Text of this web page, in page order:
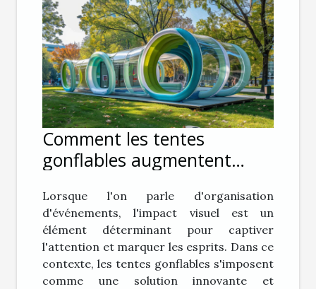
Comment les tentes
gonflables augmentent
d'événements
Lorsque l'on parle d'organisation
d'événements, l'impact visuel est un
élément déterminant pour captiver
l'attention et marquer les esprits. Dans ce
contexte, les tentes gonflables s'imposent
comme une solution innovante et